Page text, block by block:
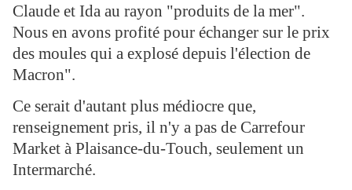
Claude et Ida au rayon "produits de la mer".
Nous en avons profité pour échanger sur le prix
des moules qui a explosé depuis l'élection de
Macron".
Ce serait d'autant plus médiocre que,
renseignement pris, il n'y a pas de Carrefour
Market à Plaisance-du-Touch, seulement un
Intermarché.